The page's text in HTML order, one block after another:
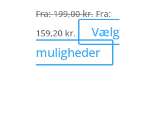
varesiden
Fra:199,00kr. Fra:
159,20 kr.
Vælg
muligheder
vare